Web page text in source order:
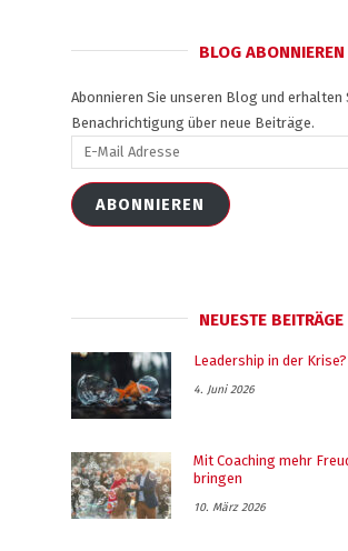
BLOG ABONNIEREN
Abonnieren Sie unseren Blog und erhalten
Benachrichtigung über neue Beiträge.
Mail
AdresseABONNIEREN
NEUESTE BEITRÄGE
Leadership in der Krise?
4. Juni 2026
Mit Coaching mehr
bringen
10. März 2026